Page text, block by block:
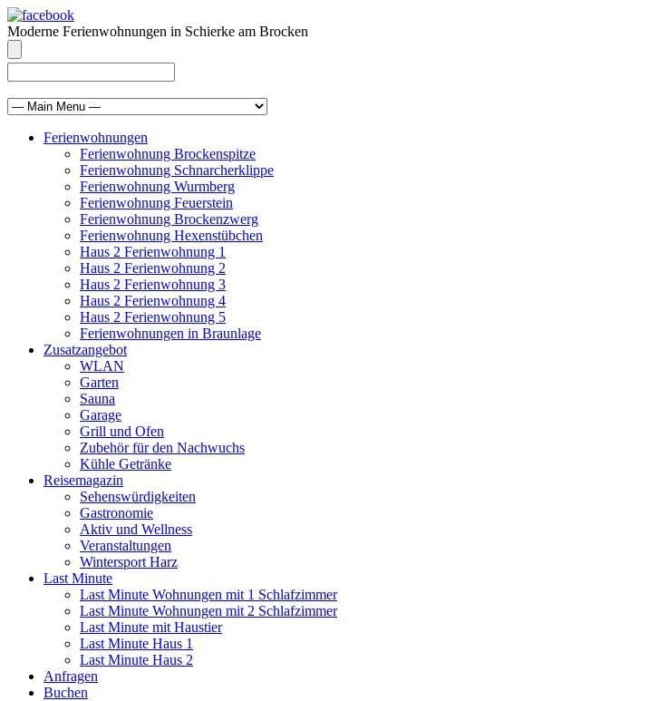
Moderne Ferienwohnungen in Schierke am Brocken
Ferienwohnungen
Ferienwohnung Brockenspitze
Ferienwohnung Schnarcherklippe
Ferienwohnung Wurmberg
Ferienwohnung Feuerstein
Ferienwohnung Brockenzwerg
Ferienwohnung Hexenstübchen
Haus 2 Ferienwohnung 1
Haus 2 Ferienwohnung 2
Haus 2 Ferienwohnung 3
Haus 2 Ferienwohnung 4
Haus 2 Ferienwohnung 5
Ferienwohnungen in Braunlage
Zusatzangebot
WLAN
Garten
Sauna
Garage
Grill und Ofen
Zubehör für den Nachwuchs
Kühle Getränke
Reisemagazin
Sehenswürdigkeiten
Gastronomie
Aktiv und Wellness
Veranstaltungen
Wintersport Harz
Last Minute
Last Minute Wohnungen mit 1 Schlafzimmer
Last Minute Wohnungen mit 2 Schlafzimmer
Last Minute mit Haustier
Last Minute Haus 1
Last Minute Haus 2
Anfragen
Buchen